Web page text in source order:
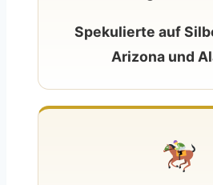
Spekulierte auf
Arizona und